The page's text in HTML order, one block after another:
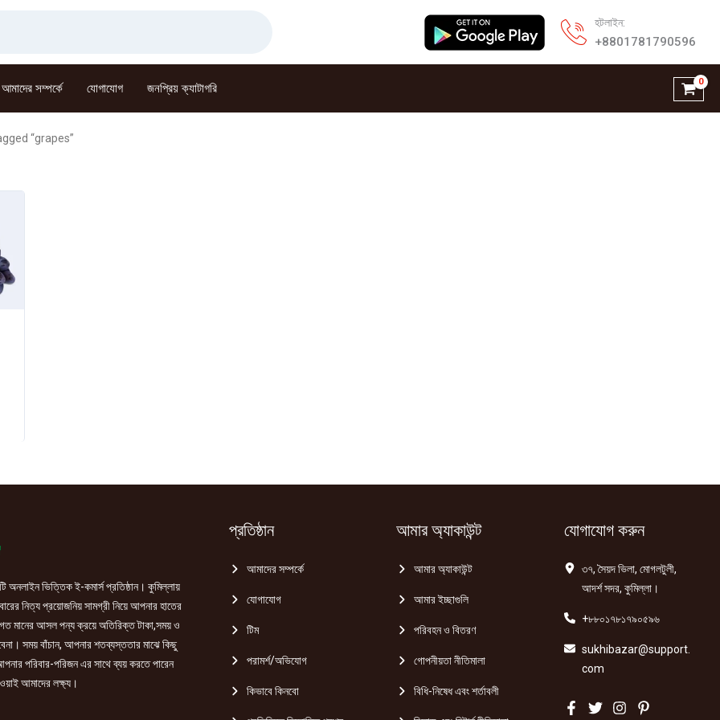
হটলাইন:
+8801781790596
আমাদের সম্পর্কে যোগাযোগ জনপ্রিয় ক্যাটাগরি
“grapes”
500.00.
অনলাইন ভিত্তিক ই-কমার্স প্রতিষ্ঠান। কুমিল্লায়
নিত্য প্রয়োজনিয় সামগ্রী নিয়ে আপনার হাতের
মানের আসল পন্য ক্রয়ে অতিরিক্ত টাকা,সময় ও
সময় বাঁচান, আপনার শতব্যস্ততার মাঝে কিছু
পরিবার-পরিজন এর সাথে ব্যয় করতে পারেন
আমাদের লক্ষ্য।
প্রতিষ্ঠান
আমাদের সম্পর্কে
যোগাযোগ
টিম
পরামর্শ/অভিযোগ
কিভাবে কিনবো
আমার অ্যাকাউন্ট
আমার অ্যাকাউন্ট
আমার ইচ্ছাগুলি
পরিবহন ও বিতরণ
গোপনীয়তা নীতিমালা
বিধি-নিষেধ এবং শর্তাবলী
যোগাযোগ করুন
৩৭, সৈয়দ ভিলা, মোগলটুলী,
আদর্শ সদর, কুমিল্লা।
+৮৮০১৭৮১৭৯০৫৯৬
sukhibazar@support.
com